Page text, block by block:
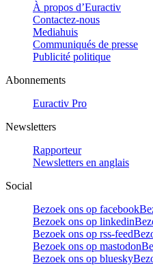
À propos d’Euractiv
Contactez-nous
Mediahuis
Communiqués de presse
Publicité politique
Abonnements
Euractiv Pro
Newsletters
Rapporteur
Newsletters en anglais
Social
Bezoek ons op facebook
Bezoek ons op linkedin
Bezoek ons op rss-feed
Bezoek ons op mastodon
Bezoek ons op bluesky